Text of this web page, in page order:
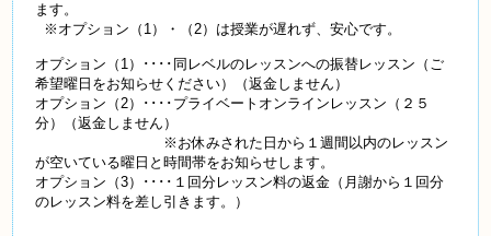
ます。
※オプション（1）・（2）は授業が遅れず、安心です。
オプション（1）････同レベルのレッスンへの振替レッスン（ご
希望曜日をお知らせください）（返金しません）
オプション（2）････プライベートオンラインレッスン（２５
分）（返金しません）
※お休みされた日から１週間以内のレッスン
が空いている曜日と時間帯をお知らせします。
オプション（3）････１回分レッスン料の返金（月謝から１回分
のレッスン料を差し引きます。）